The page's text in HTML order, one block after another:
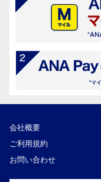
会社概要
ご利用規約
お問い合わせ